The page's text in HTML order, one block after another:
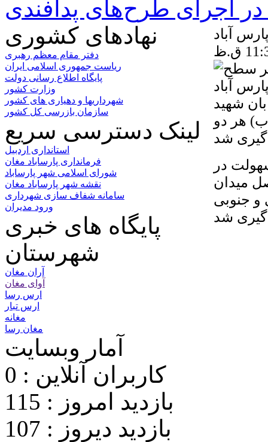
اجرای طرح‌های پدافندی
آباد
شهید
هر دو
در
میدان
و جنوبی
نهادهای کشوری
دفتر مقام معظم رهبری
ریاست جمهوری اسلامی ایران
پایگاه اطلاع رسانی دولت
وزارت کشور
شهرداریها و دهیاری های کشور
سازمان بازرسی کل کشور
لینک دسترسی سریع
استانداری اردبیل
فرمانداری پارساباد مغان
شورای اسلامی شهر پارساباد
نقشه شهر پارساباد مغان
سامانه شفاف سازی شهرداری
ورود مدیران
پایگاه های خبری
شهرستان
آران مغان
آوای مغان
ارس رسا
ارس تبار
مغانه
مغان رسا
آمار وبسایت
کاربران آنلاین : 0
بازدید امروز : 115
بازدید دیروز : 107